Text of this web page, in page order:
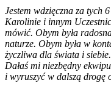
Jestem wdzięczna za tych
Karolinie i innym
mówić. Obym była
naturze. Obym była w
życzliwa dla świata i
Dałaś mi niezbędny
i wyruszyć w dalszą drogę